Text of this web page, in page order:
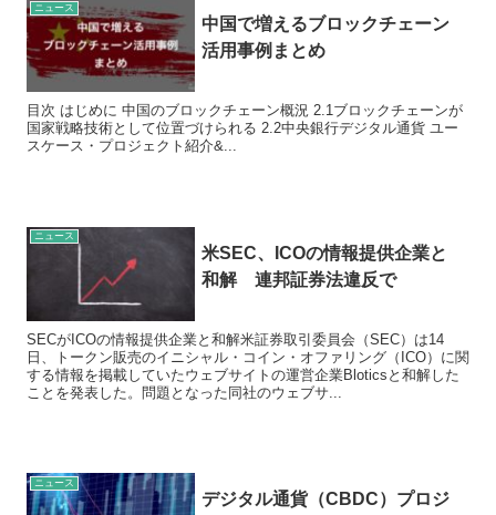
ニュース
中国で増えるブロックチェーン
活用事例まとめ
目次 はじめに 中国のブロックチェーン概況 2.1ブロックチェーンが
国家戦略技術として位置づけられる 2.2中央銀行デジタル通貨 ユー
スケース・プロジェクト紹介&...
ニュース
米SEC、ICOの情報提供企業と
和解 連邦証券法違反で
SECがICOの情報提供企業と和解米証券取引委員会（SEC）は14
日、トークン販売のイニシャル・コイン・オファリング（ICO）に関
する情報を掲載していたウェブサイトの運営企業Bloticsと和解した
ことを発表した。問題となった同社のウェブサ...
ニュース
デジタル通貨（CBDC）プロジ